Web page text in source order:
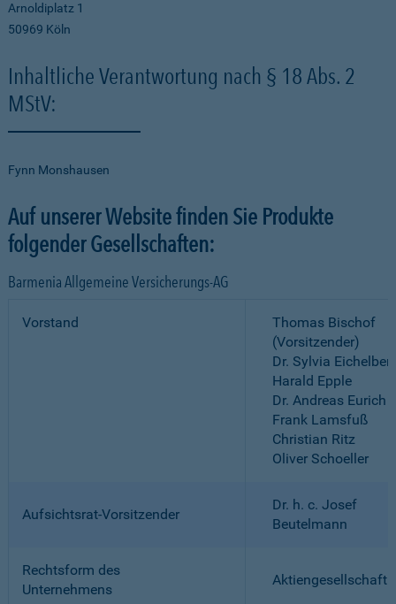
Arnoldiplatz 1
50969 Köln
Inhaltliche Verantwortung nach § 18 Abs. 2
MStV:
Fynn Monshausen
Auf unserer Website finden Sie Produkte
folgender Gesellschaften:
Barmenia Allgemeine Versicherungs-AG
Vorstand
Thomas Bischof
(Vorsitzender)
Dr. Sylvia
Harald Epple
Dr. Andreas Eurich
Frank Lamsfuß
Christian Ritz
Oliver Schoeller
Aufsichtsrat-Vorsitzender
Dr. h. c. Josef
Beutelmann
Rechtsform des
Unternehmens
Aktiengesellschaft